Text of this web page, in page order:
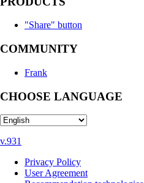
"Share" button
COMMUNITY
Frank
CHOOSE LANGUAGE
v.931
Privacy Policy
User Agreement